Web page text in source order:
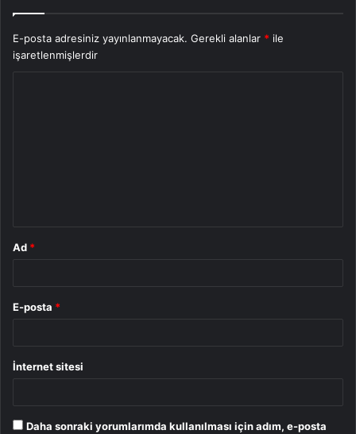
E-posta adresiniz yayınlanmayacak. Gerekli alanlar * ile
işaretlenmişlerdir
Ad *
E-posta *
İnternet sitesi
Daha sonraki yorumlarımda kullanılması için adım, e-posta